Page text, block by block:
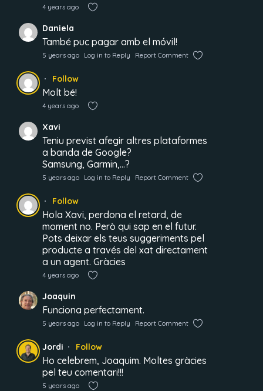
4 years ago
Daniela
També puc pagar amb el móvil!
5 years ago Log in to Reply Report Comment
Follow
Molt bé!
4 years ago
Xavi
Teniu previst afegir altres plataformes
a banda de Google?
Samsung, Garmin,…?
5 years ago Log in to Reply Report Comment
Follow
Hola Xavi, perdona el retard, de
moment no. Però qui sap en el futur.
Pots deixar els teus suggeriments pel
producte a través del xat directament
a un agent. Gràcies
4 years ago
Joaquin
Funciona perfectament.
5 years ago Log in to Reply Report Comment
Jordi Follow
Ho celebrem, Joaquim. Moltes gràcies
pel teu comentari!!!
5 years ago